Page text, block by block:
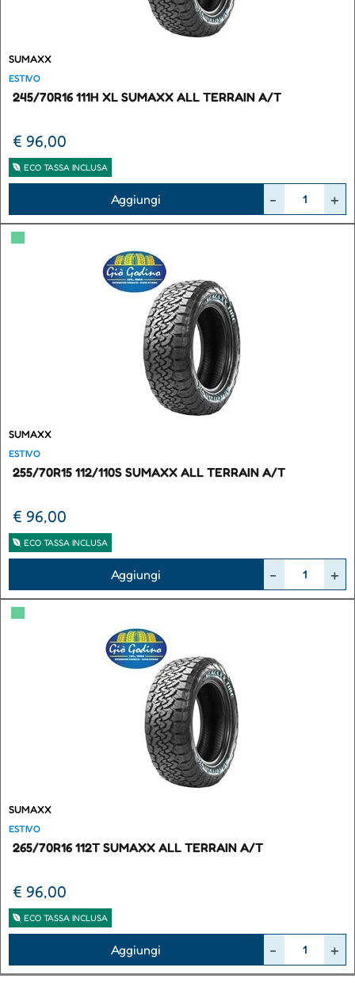
SUMAXX
ESTIVO
245/70R16 111H XL SUMAXX ALL TERRAIN A/T
€ 96,00
ECO TASSA INCLUSA
Aggiungi
▀
SUMAXX
ESTIVO
255/70R15 112/110S SUMAXX ALL TERRAIN A/T
€ 96,00
ECO TASSA INCLUSA
Aggiungi
▀
SUMAXX
ESTIVO
265/70R16 112T SUMAXX ALL TERRAIN A/T
€ 96,00
ECO TASSA INCLUSA
Aggiungi